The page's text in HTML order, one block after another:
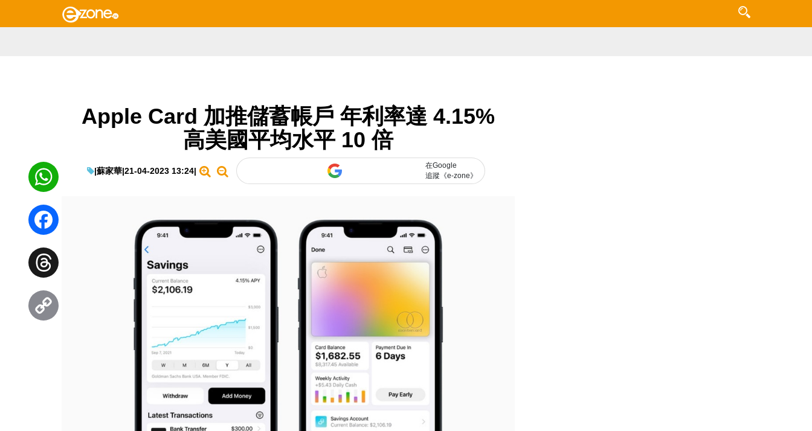
Apple Card 加推儲蓄帳戶 年利率達 4.15%
高美國平均水平 10 倍
|蘇家華|21-04-2023 13:24|
在Google
追蹤《e-zone》
WhatsApp
Facebook
Threads